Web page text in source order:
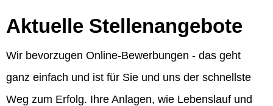
Aktuelle Stellenangebote
Wir bevorzugen Online-Bewerbungen - das geht
ganz einfach und ist für Sie und uns der schnellste
Weg zum Erfolg. Ihre Anlagen, wie Lebenslauf und